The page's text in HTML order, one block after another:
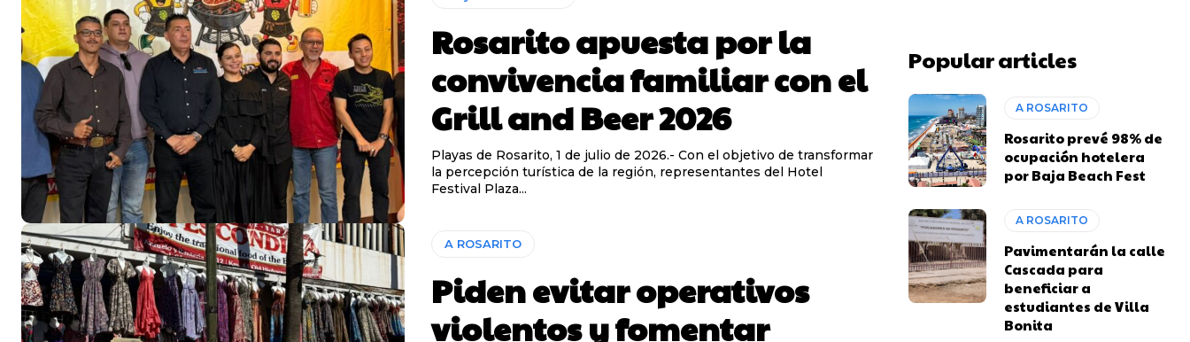
Rosarito apuesta por la
convivencia familiar con el
Grill and Beer 2026
Playas de Rosarito, 1 de julio de 2026.- Con el objetivo de transformar
la percepción turística de la región, representantes del Hotel
Festival Plaza...
A ROSARITO
Piden evitar operativos
violentos y fomentar
Popular articles
A ROSARITO
Rosarito prevé 98% de
ocupación hotelera
por Baja Beach Fest
A ROSARITO
Pavimentarán la calle
Cascada para
beneficiar a
estudiantes de Villa
Bonita